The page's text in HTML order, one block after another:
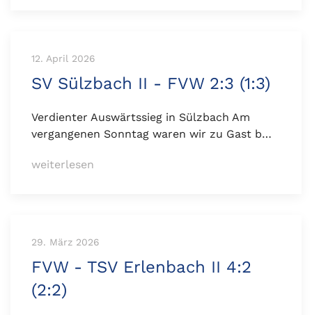
12. April 2026
SV Sülzbach II - FVW 2:3 (1:3)
Verdienter Auswärtssieg in Sülzbach Am
vergangenen Sonntag waren wir zu Gast b…
weiterlesen
29. März 2026
FVW - TSV Erlenbach II 4:2
(2:2)